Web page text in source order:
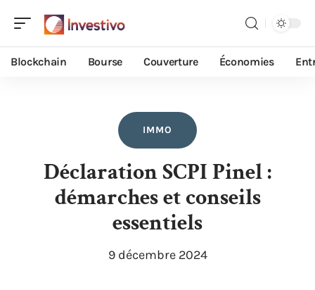
Blockchain Bourse Couverture Économies
IMMO
Déclaration SCPI Pinel :
démarches et conseils
essentiels
9 décembre 2024